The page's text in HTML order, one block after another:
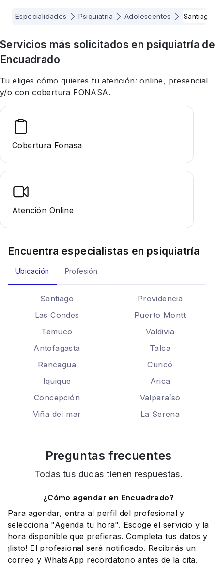
Especialidades Psiquiatría Adolescentes Santiago
Servicios más solicitados en psiquiatría de
Encuadrado
Tu eliges cómo quieres tu atención: online, presencial
y/o con cobertura FONASA.
Cobertura Fonasa
Atención Online
Encuentra especialistas en psiquiatría
Ubicación Profesión
Santiago
Providencia
Las Condes
Puerto Montt
Temuco
Valdivia
Antofagasta
Talca
Rancagua
Curicó
Iquique
Arica
Concepción
Valparaíso
Viña del mar
La Serena
Preguntas frecuentes
Todas tus dudas tienen respuestas.
¿Cómo agendar en Encuadrado?
Para agendar, entra al perfil del profesional y
selecciona "Agenda tu hora". Escoge el servicio y la
hora disponible que prefieras. Completa tus datos y
¡listo! El profesional será notificado. Recibirás un
correo y WhatsApp recordatorio antes de la cita.